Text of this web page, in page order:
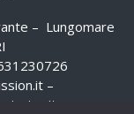
– Lungomare
–